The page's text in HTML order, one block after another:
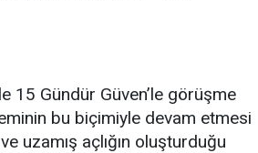
15 Gündür Güven’le görüşme
bu biçimiyle devam etmesi
uzamış açlığın oluşturduğu